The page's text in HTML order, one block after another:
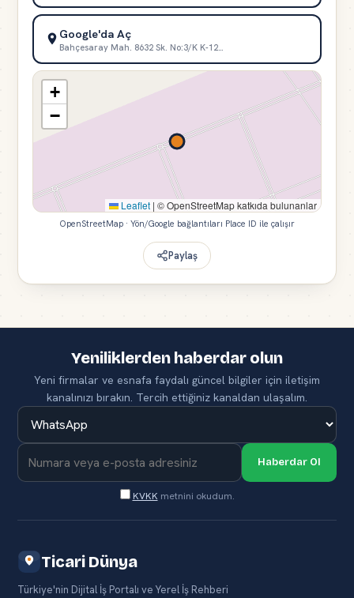
Google'da Aç
Bahçesaray Mah. 8632 Sk. No:3/K K-12…
+
−
Leaflet | © OpenStreetMap katkıda bulunanlar
OpenStreetMap · Yön/Google bağlantıları Place ID ile çalışır
Paylaş
Yeniliklerden haberdar olun
Yeni firmalar ve esnafa faydalı güncel bilgiler için iletişim
kanalınızı bırakın. Tercih ettiğiniz kanaldan ulaşalım.
Haberdar Ol
KVKK metnini okudum.
Ticari Dünya
Türkiye'nin Dijital İş Portalı ve Yerel İş Rehberi